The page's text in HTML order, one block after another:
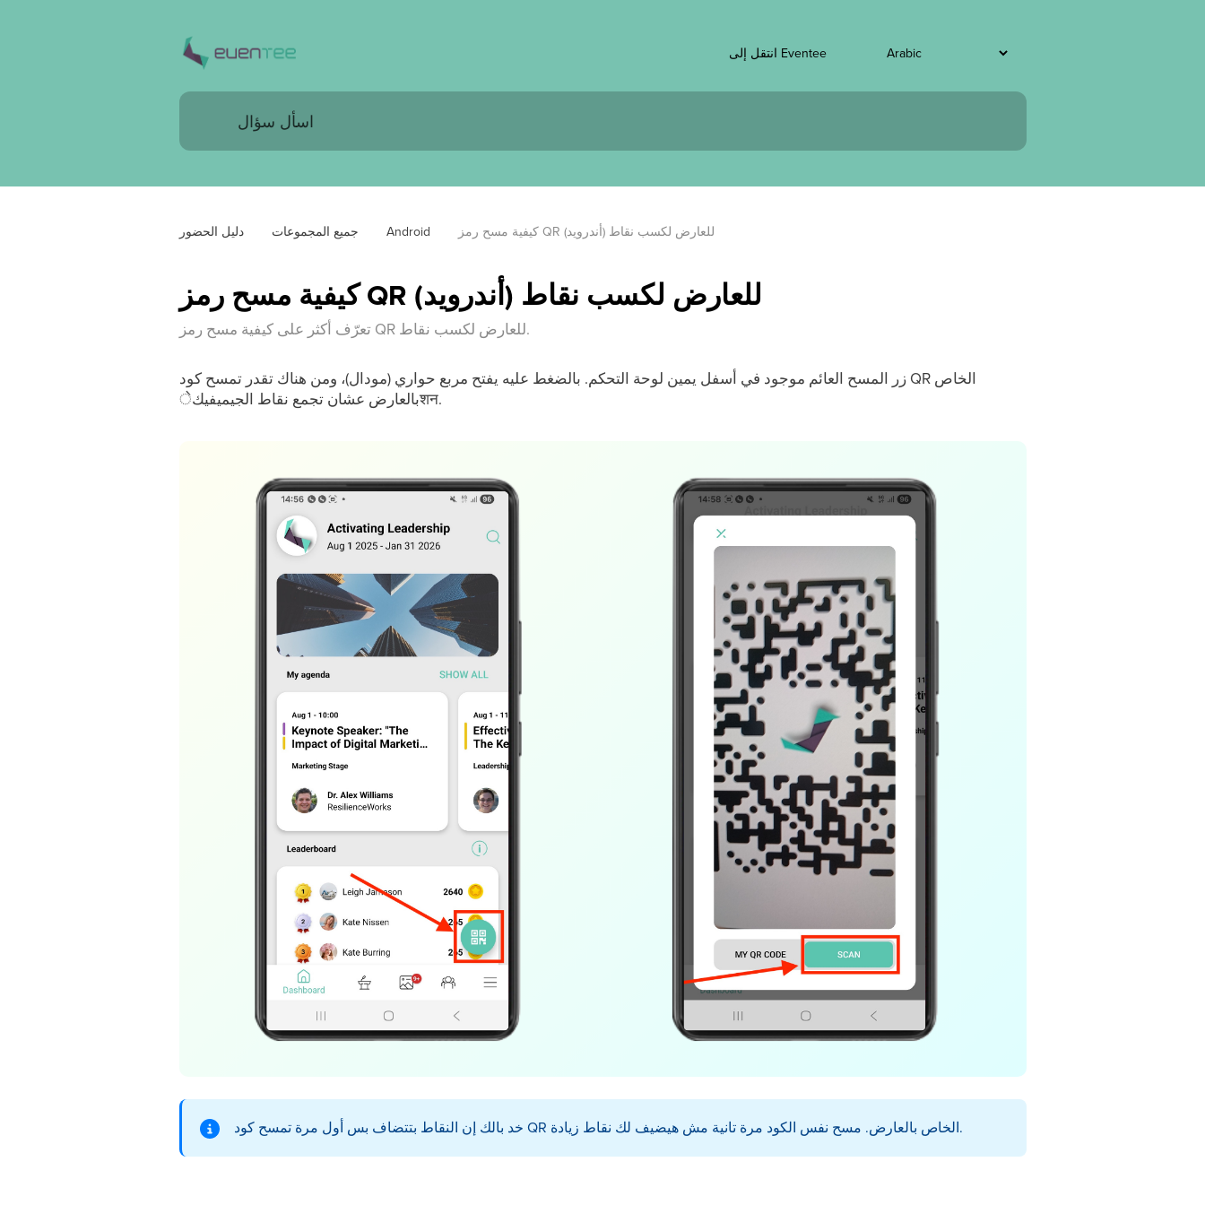
انتقل إلى Eventee
جميع المجموعات دليل الحضور Android كيفية مسح رمز QR للعارض لكسب نقاط (أندرويد)
كيفية مسح رمز QR للعارض لكسب نقاط (أندرويد)
تعرّف أكثر على كيفية مسح رمز QR للعارض لكسب نقاط.
زر المسح العائم موجود في أسفل يمين لوحة التحكم. بالضغط عليه يفتح مربع حواري (مودال)، ومن هناك تقدر تمسح كود QR الخاص
بالعارض عشان تجمع نقاط الجيميفيكेशन.
خد بالك إن النقاط بتتضاف بس أول مرة تمسح كود QR الخاص بالعارض. مسح نفس الكود مرة تانية مش هيضيف لك نقاط زيادة.